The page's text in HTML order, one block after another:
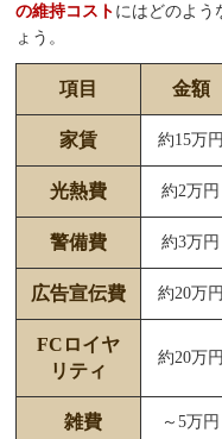
の維持コスト にはどのよう
ょう。
項目 金額
家賃
約15万円
光熱費 約2万円
警備費 約3万円
広告宣伝費 約20万円
FCロイヤ
リティ
約20万円
雑費 ～5万円